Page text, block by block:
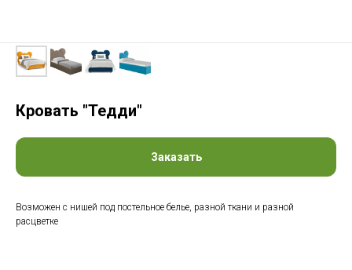
Кровать "Тедди"
Заказать
Возможен с нишей под постельное белье, разной ткани и разной
расцветке